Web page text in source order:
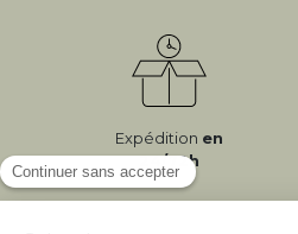
Expédition en
24/72h